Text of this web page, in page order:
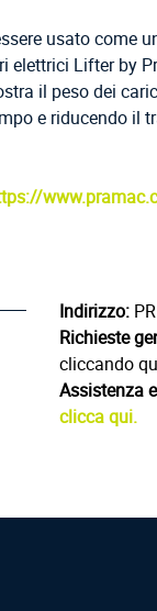
usato come
Lifter by
il peso dei
e riducendo il
Indirizzo:
Richieste
cliccando
Assistenza
clicca qui.